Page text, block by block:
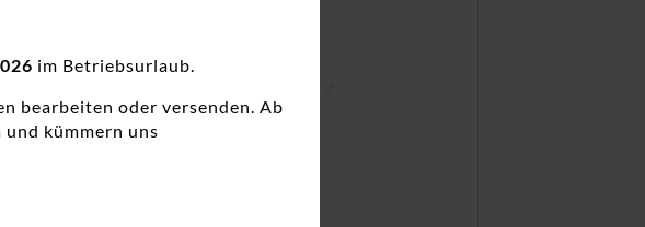
im Betriebsurlaub.
bearbeiten oder versenden. Ab
kümmern uns